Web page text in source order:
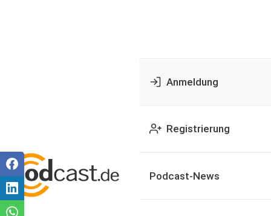
Anmeldung
Registrierung
Podcast-News